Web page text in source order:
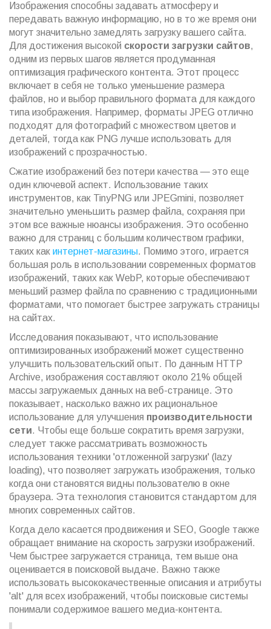
Изображения способны задавать атмосферу и
передавать важную информацию, но в то же время они
могут значительно замедлять загрузку вашего сайта.
Для достижения высокой скорости загрузки сайтов,
одним из первых шагов является продуманная
оптимизация графического контента. Этот процесс
включает в себя не только уменьшение размера
файлов, но и выбор правильного формата для каждого
типа изображения. Например, форматы JPEG отлично
подходят для фотографий с множеством цветов и
деталей, тогда как PNG лучше использовать для
изображений с прозрачностью.
Сжатие изображений без потери качества — это еще
один ключевой аспект. Использование таких
инструментов, как TinyPNG или JPEGmini, позволяет
значительно уменьшить размер файла, сохраняя при
этом все важные нюансы изображения. Это особенно
важно для страниц с большим количеством графики,
таких как интернет-магазины. Помимо этого, играется
большая роль в использовании современных форматов
изображений, таких как WebP, которые обеспечивают
меньший размер файла по сравнению с традиционными
форматами, что помогает быстрее загружать страницы
на сайтах.
Исследования показывают, что использование
оптимизированных изображений может существенно
улучшить пользовательский опыт. По данным HTTP
Archive, изображения составляют около 21% общей
массы загружаемых данных на веб-странице. Это
показывает, насколько важно их рациональное
использование для улучшения производительности
сети. Чтобы еще больше сократить время загрузки,
следует также рассматривать возможность
использования техники 'отложенной загрузки' (lazy
loading), что позволяет загружать изображения, только
когда они становятся видны пользователю в окне
браузера. Эта технология становится стандартом для
многих современных сайтов.
Когда дело касается продвижения и SEO, Google также
обращает внимание на скорость загрузки изображений.
Чем быстрее загружается страница, тем выше она
оценивается в поисковой выдаче. Важно также
использовать высококачественные описания и атрибуты
'alt' для всех изображений, чтобы поисковые системы
понимали содержимое вашего медиа-контента.